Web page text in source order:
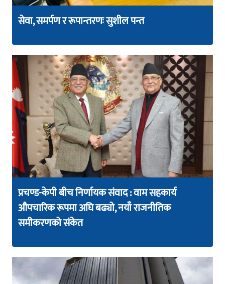
सेवा, समर्पण र रूपान्तरणः सुशील पन्त
प्रचण्ड-केपी बीच निर्णायक संवाद : वाम सहकार्य
औपचारिक रूपमा अघि बढ्यो, नयाँ राजनीतिक
समीकरणको संकेत